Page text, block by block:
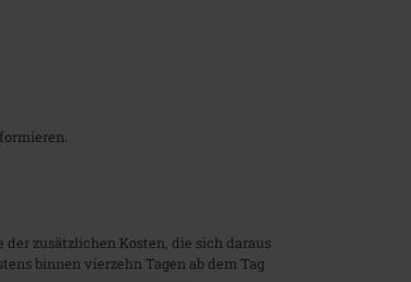
zusätzlichen Kosten, die sich daraus
binnen vierzehn Tagen ab dem Tag